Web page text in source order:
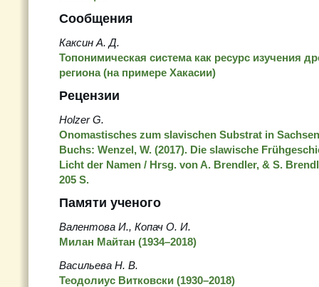
Сообщения
Каксин А. Д.
Топонимическая система как ресурс изучения
региона (на примере Хакасии)
Рецензии
Holzer G.
Onomastisches zum slavischen Substrat in
Buchs: Wenzel, W. (2017). Die slawische
Licht der Namen / Hrsg. von A. Brendler, & S.
205 S.
Памяти ученого
Валентова И., Копач О. И.
Милан Майтан (1934–2018)
Васильева Н. В.
Теодолиус Витковски (1930–2018)